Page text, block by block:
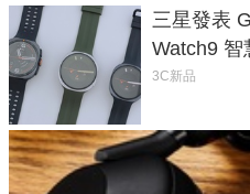
三星發表
Watch9 智
導航功能
3C新品